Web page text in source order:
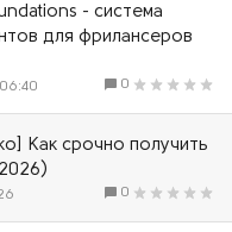
- система
для фрилансеров
0
Как срочно получить
0